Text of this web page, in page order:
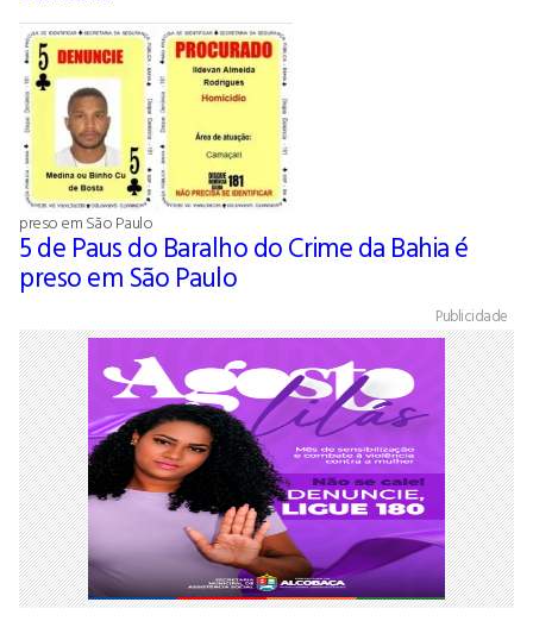
preso em São Paulo
5 de Paus do Baralho do Crime da Bahia é
preso em São Paulo
Publicidade